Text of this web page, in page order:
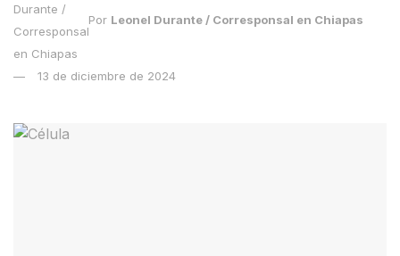
Por Leonel Durante / Corresponsal en Chiapas
13 de diciembre de 2024